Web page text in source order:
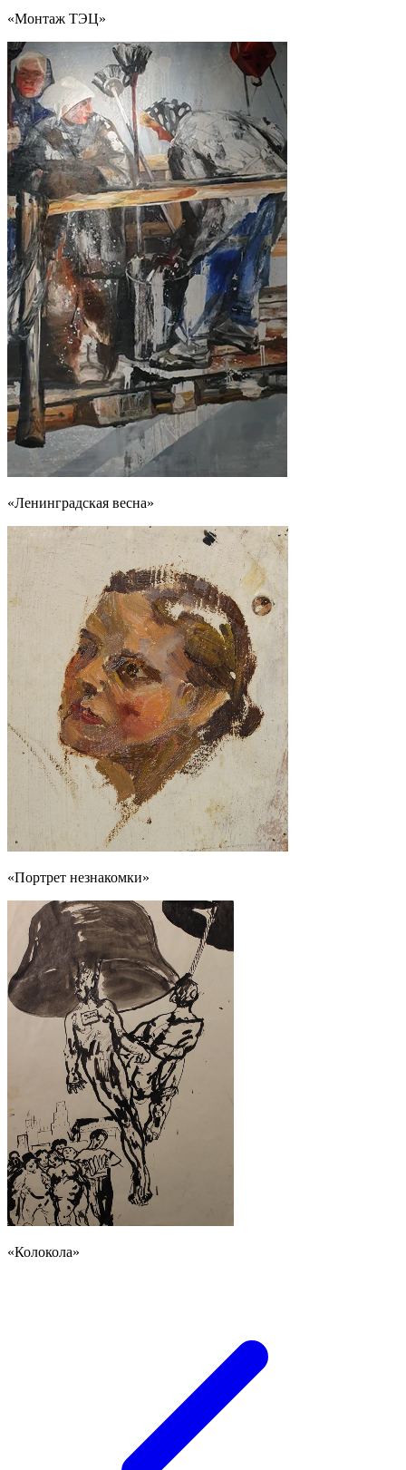
«Монтаж ТЭЦ»
«Ленинградская весна»
«Портрет незнакомки»
«Колокола»